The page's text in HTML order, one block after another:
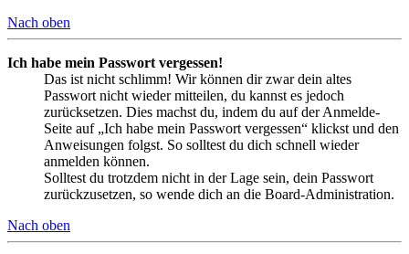
Nach oben
Ich habe mein Passwort vergessen!
Das ist nicht schlimm! Wir können dir zwar dein altes
Passwort nicht wieder mitteilen, du kannst es jedoch
zurücksetzen. Dies machst du, indem du auf der Anmelde-
Seite auf „Ich habe mein Passwort vergessen“ klickst und den
Anweisungen folgst. So solltest du dich schnell wieder
anmelden können.
Solltest du trotzdem nicht in der Lage sein, dein Passwort
zurückzusetzen, so wende dich an die Board-Administration.
Nach oben